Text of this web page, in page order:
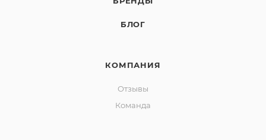
БЛОГ
КОМПАНИЯ
Отзывы
Команда